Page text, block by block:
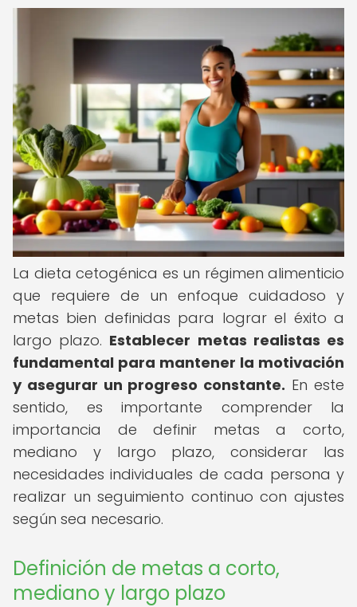
La dieta cetogénica es un régimen alimenticio
que requiere de un enfoque cuidadoso y
metas bien definidas para lograr el éxito a
largo plazo. Establecer metas realistas es
fundamental para mantener la motivación
y asegurar un progreso constante. En este
sentido, es importante comprender la
importancia de definir metas a corto,
mediano y largo plazo, considerar las
necesidades individuales de cada persona y
realizar un seguimiento continuo con ajustes
según sea necesario.
Definición de metas a corto,
mediano y largo plazo